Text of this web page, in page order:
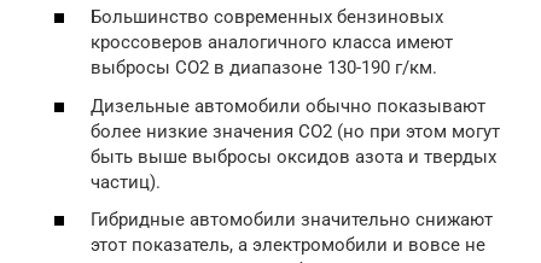
Большинство современных бензиновых
кроссоверов аналогичного класса имеют
выбросы CO2 в диапазоне 130-190 г/км.
Дизельные автомобили обычно показывают
более низкие значения CO2 (но при этом могут
быть выше выбросы оксидов азота и твердых
частиц).
Гибридные автомобили значительно снижают
этот показатель, а электромобили и вовсе не